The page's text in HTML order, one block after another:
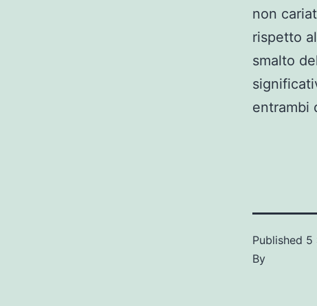
non
rispetto
smalto
entrambi
Published 5
By